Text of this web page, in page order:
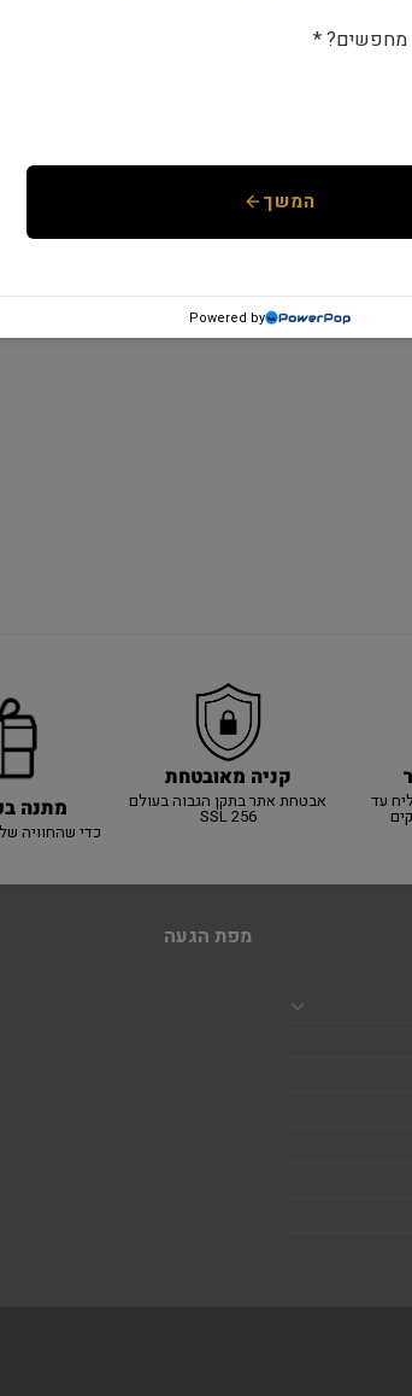
עד
קניה מאובטחת
אבטחת אתר בתקן הגבוה בעולם
SSL 256 מתנה
כדי שהחוויה
מפת הגעה
מחפשים? *
המשך
Powered by